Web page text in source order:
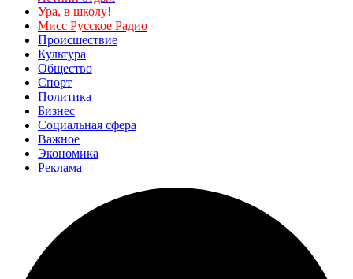
Ура, в школу!
Мисс Русское Радио
Происшествие
Культура
Общество
Спорт
Политика
Бизнес
Социальная сфера
Важное
Экономика
Реклама